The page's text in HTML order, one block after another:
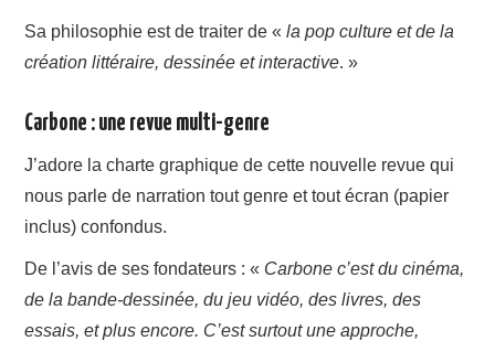
Sa philosophie est de traiter de «la pop culture et de la
création littéraire, dessinée et interactive. »
Carbone : une revue multi-genre
J’adore la charte graphique de cette nouvelle revue qui
nous parle de narration tout genre et tout écran (papier
inclus) confondus.
De l’avis de ses fondateurs : « Carbone c’est du cinéma,
de la bande-dessinée, du jeu vidéo, des livres, des
essais, et plus encore. C’est surtout une approche,